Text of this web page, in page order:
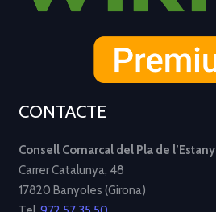
CONTACTE
Consell Comarcal del Pla de l’Estany
Carrer Catalunya, 48
17820 Banyoles (Girona)